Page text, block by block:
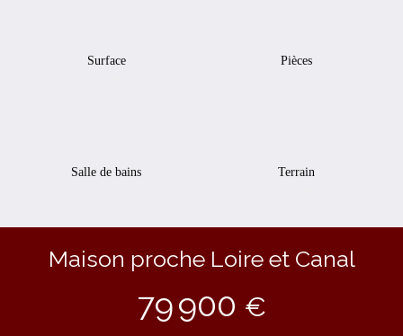
Surface
Pièces
Salle de bains
Terrain
Maison proche Loire et Canal
79 900 €